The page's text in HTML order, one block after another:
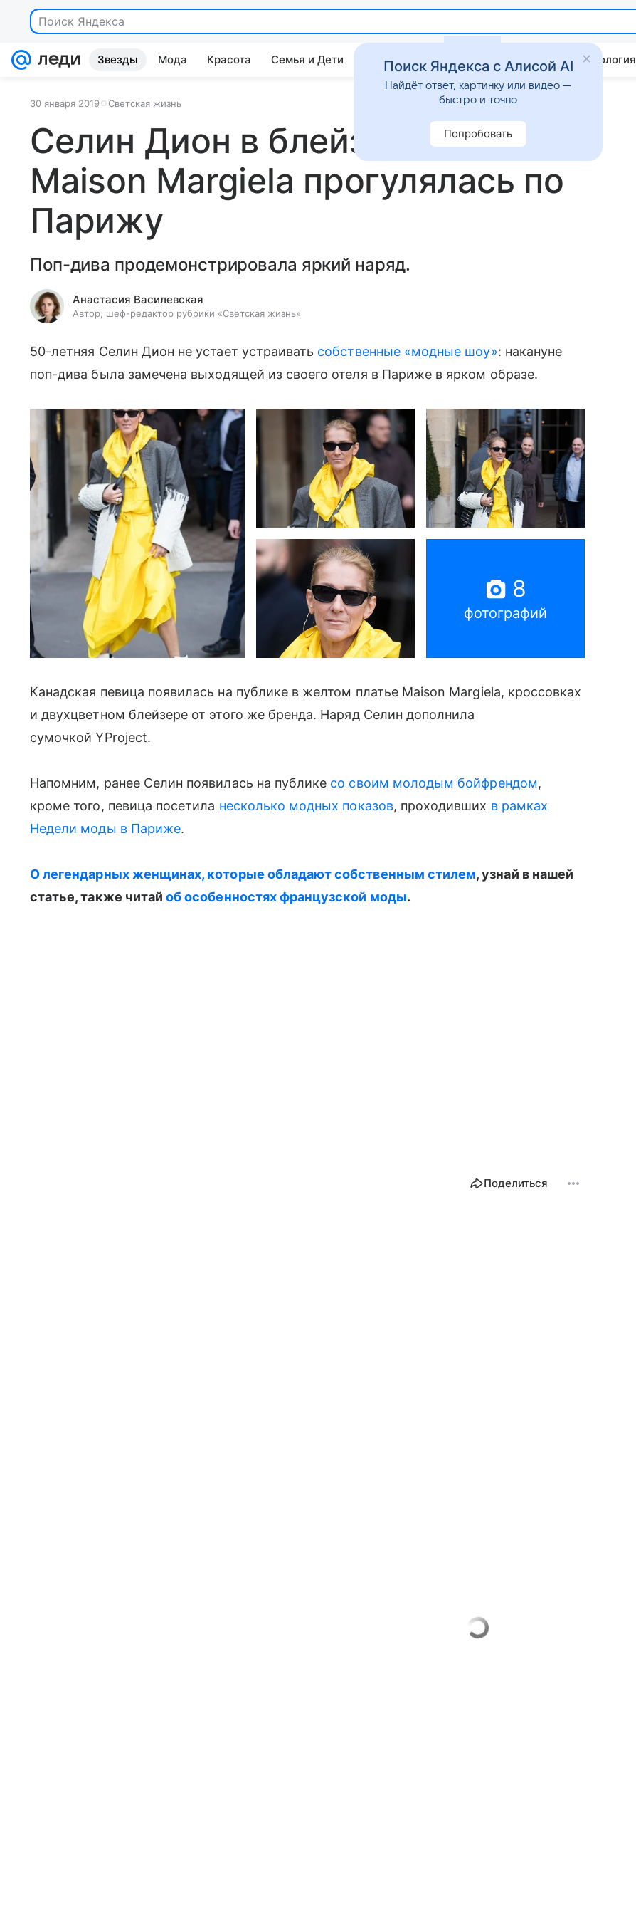
Поиск Яндекса
Звезды Мода Красота Семья и Дети Дом Гороскопы Стиль жизни Психология
30 января 2019 Светская жизнь
Селин Дион в блейзере и платье
Maison Margiela прогулялась по
Парижу
Поп-дива продемонстрировала яркий наряд.
Анастасия Василевская
Автор, шеф-редактор рубрики «Светская жизнь»
50-летняя Селин Дион не устает устраивать собственные «модные шоу»: накануне
поп-дива была замечена выходящей из своего отеля в Париже в ярком образе.
8
фотографий
Канадская певица появилась на публике в желтом платье Maison Margiela, кроссовках
и двухцветном блейзере от этого же бренда. Наряд Селин дополнила
сумочкой YProject.
Напомним, ранее Селин появилась на публике со своим молодым бойфрендом,
кроме того, певица посетила несколько модных показов, проходивших в рамках
Недели моды в Париже.
О легендарных женщинах, которые обладают собственным стилем, узнай в нашей
статье, также читайоб особенностях французской моды.
Поделиться
Поиск Яндекса с Алисой AI
Найдёт ответ, картинку или видео —
быстро и точно
Попробовать